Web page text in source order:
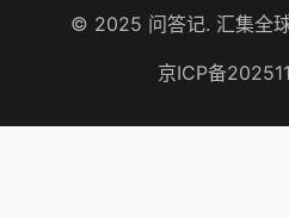
© 2025 问答记. 汇集全
京ICP备